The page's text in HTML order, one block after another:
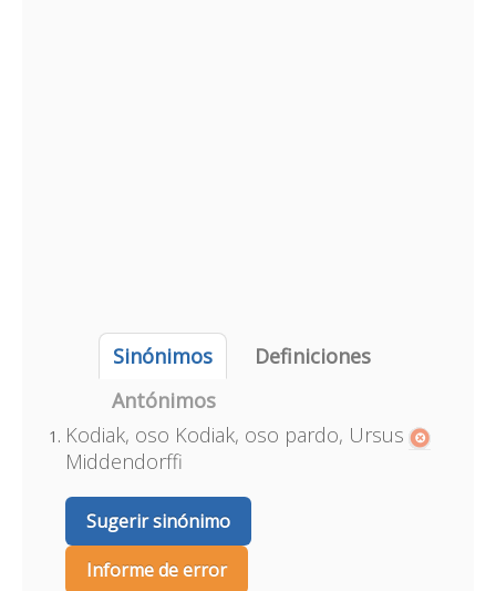
Sinónimos
Definiciones
Antónimos
Kodiak, oso Kodiak, oso pardo, Ursus
Middendorffi
Sugerir sinónimo
Informe de error